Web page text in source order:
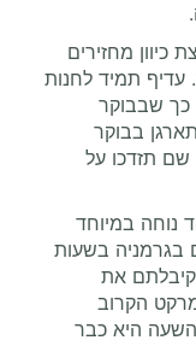
כיוון מחזירים
עדיף תמיד לחנות
כך שבבוקר
בבוקר
שם תזדכו על
נוחה במיוחד
בגרמניה בשעות
את
הקרוב
השעה היא כבר